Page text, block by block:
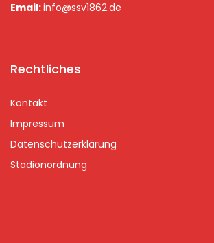
Email:info@ssv1862.de
Rechtliches
Kontakt
Impressum
Datenschutzerklärung
Stadionordnung